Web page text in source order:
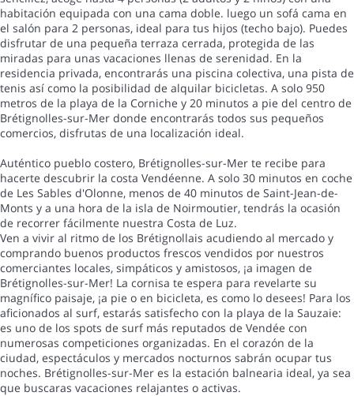
habitación equipada con una cama doble. luego un sofá cama en
el salón para 2 personas, ideal para tus hijos (techo bajo). Puedes
disfrutar de una pequeña terraza cerrada, protegida de las
miradas para unas vacaciones llenas de serenidad. En la
residencia privada, encontrarás una piscina colectiva, una pista de
tenis así como la posibilidad de alquilar bicicletas. A solo 950
metros de la playa de la Corniche y 20 minutos a pie del centro de
Brétignolles-sur-Mer donde encontrarás todos sus pequeños
comercios, disfrutas de una localización ideal.
Auténtico pueblo costero, Brétignolles-sur-Mer te recibe para
hacerte descubrir la costa Vendéenne. A solo 30 minutos en coche
de Les Sables d'Olonne, menos de 40 minutos de Saint-Jean-de-
Monts y a una hora de la isla de Noirmoutier, tendrás la ocasión
de recorrer fácilmente nuestra Costa de Luz.
Ven a vivir al ritmo de los Brétignollais acudiendo al mercado y
comprando buenos productos frescos vendidos por nuestros
comerciantes locales, simpáticos y amistosos, ¡a imagen de
Brétignolles-sur-Mer! La cornisa te espera para revelarte su
magnífico paisaje, ¡a pie o en bicicleta, es como lo desees! Para los
aficionados al surf, estarás satisfecho con la playa de la Sauzaie:
es uno de los spots de surf más reputados de Vendée con
numerosas competiciones organizadas. En el corazón de la
ciudad, espectáculos y mercados nocturnos sabrán ocupar tus
noches. Brétignolles-sur-Mer es la estación balnearia ideal, ya sea
que buscaras vacaciones relajantes o activas.